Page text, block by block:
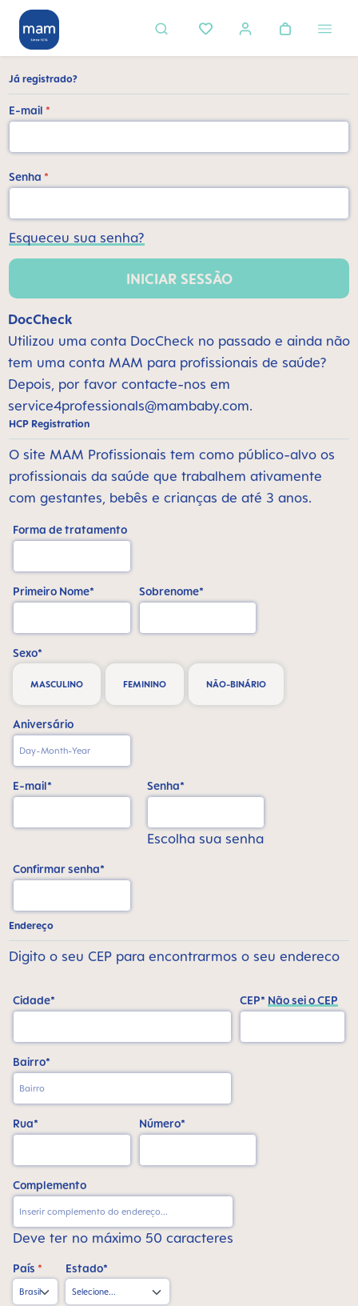
principal
Já registrado?
E-mail *
Senha *
Esqueceu sua senha?
INICIAR SESSÃO
DocCheck
Utilizou uma conta DocCheck no passado e ainda não
tem uma conta MAM para profissionais de saúde?
Depois, por favor contacte-nos em
service4professionals@mambaby.com.
HCP Registration
O site MAM Profissionais tem como público-alvo os
profissionais da saúde que trabalhem ativamente
com gestantes, bebês e crianças de até 3 anos.
Forma de tratamento
Primeiro Nome* Sobrenome*
Sexo*
MASCULINO FEMININO NÃO-BINÁRIO
Aniversário
E-mail* Senha*
Escolha sua senha
Confirmar senha*
Endereço
Digito o seu CEP para encontrarmos o seu endereco
Cidade* CEP* Não sei o CEP
Bairro*
Rua* Número*
Complemento
Deve ter no máximo 50 caracteres
País * Estado*